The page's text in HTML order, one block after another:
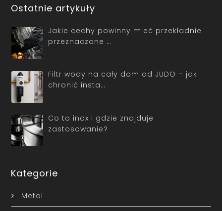
Ostatnie artykuły
Jakie cechy powinny mieć przekładnie
przeznaczone …
Filtr wody na cały dom od JUDO – jak
chronić insta…
Co to inox i gdzie znajduje
zastosowanie?
Kategorie
Metal